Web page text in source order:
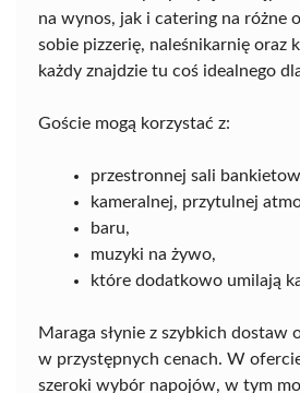
na wynos, jak i catering na różne
sobie pizzerię, naleśnikarnię oraz
każdy znajdzie tu coś idealnego
Goście mogą korzystać z:
przestronnej sali
kameralnej, przytulnej
baru,
muzyki na żywo,
które dodatkowo umilają
Maraga słynie z szybkich dostaw
w przystępnych cenach. W
szeroki wybór napojów, w tym